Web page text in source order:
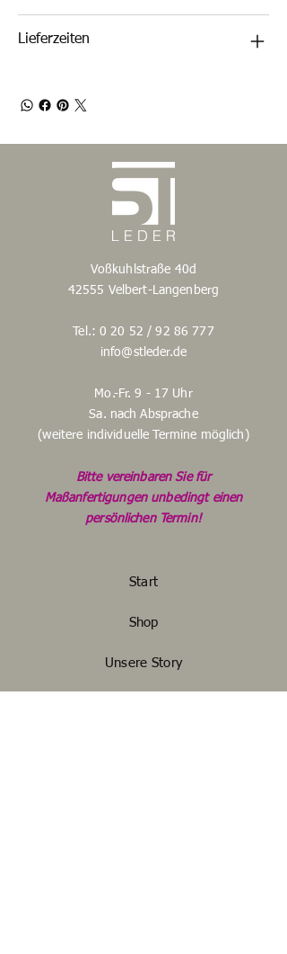
Lieferzeiten
Voßkuhlstraße 40d
42555 Velbert-Langenberg
Tel.: 0 20 52 /92 86 777
info@stleder.de
Mo.-Fr. 9 - 17 Uhr
Sa. nach Absprache
(weitere individuelle Termine möglich)
Bitte vereinbaren Sie für
Maßanfertigungen unbedingt einen
persönlichen Termin!
Start
Shop
Unsere Story